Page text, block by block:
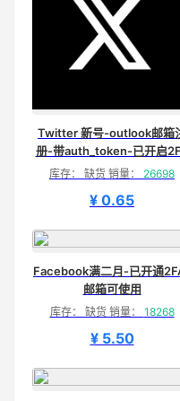
Twitter 新号-outlook邮箱
册-带auth_token-已开启
库存： 缺货 销量： 26698
¥ 0.65
Facebook满二月-已开通
邮箱可使用
库存： 缺货 销量： 18268
¥ 5.50